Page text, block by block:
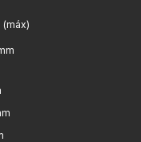
(máx)